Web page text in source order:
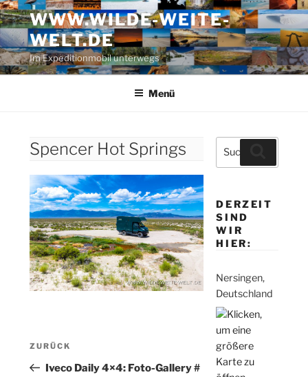
Zum
Inhalt
springen
WWW.WILDE-WEITE-
WELT.DE
Im Expeditionmobil unterwegs
Menü
Spencer Hot Springs
Beitragsnavigation
Vorheriger
Beitrag
ZURÜCK
Iveco Daily 4×4: Foto-Gallery #
Suche
nach:
DERZEIT
SIND
WIR
HIER:
Nersingen,
Deutschland